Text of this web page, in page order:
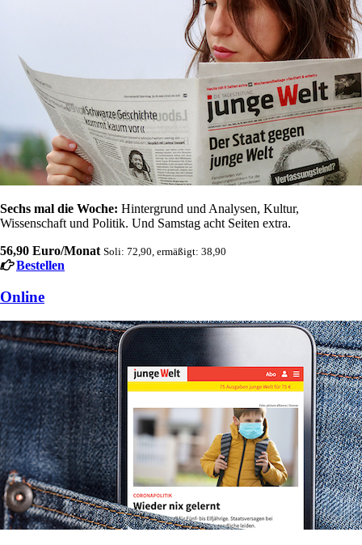
Sechs mal die Woche: Hintergrund und Analysen, Kultur,
Wissenschaft und Politik. Und Samstag acht Seiten extra.
56,90 Euro/Monat Soli: 72,90, ermäßigt: 38,90
Bestellen
Online